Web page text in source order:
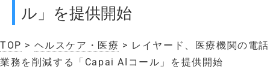
ル」を提供開始
TOP > ヘルスケア・医療 > レイヤード、医療機関の電話
業務を削減する「Capai AIコール」を提供開始